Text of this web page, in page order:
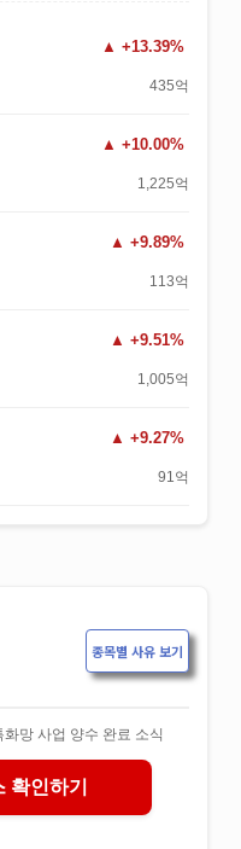
+13.39%
435억
+10.00%
1,225억
+9.89%
113억
+9.51%
1,005억
+9.27%
91억
종목별 사유 보기
망 사업 양수 완료 소식
확인하기